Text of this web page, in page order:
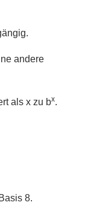
andere
als x zu bx.
8.